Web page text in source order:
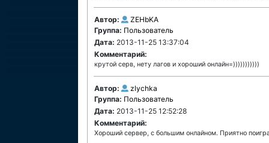
Автор:
ZEHbKA
Группа: Пользователь
Дата: 2013-11-25 13:37:04
Комментарий:
крутой серв, нету лагов и хороший онлайн=)))))))))))
Автор:
zlychka
Группа: Пользователь
Дата: 2013-11-25 12:52:28
Комментарий:
Хороший сервер, с большим онлайном. Приятно